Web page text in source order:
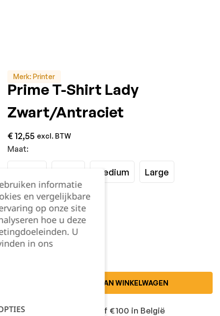
Merk: Printer
Prime T-Shirt Lady
Zwart/Antraciet
€12,55 excl. BTW
Maat:
Medium Large
XLarge XXLarge
Kies je aantal:
TOEVOEGEN AAN WINKELWAGEN
Gratis levering vanaf €100 in België
informatie
en vergelijkbare
op onze site
hoe u deze
U
in ons